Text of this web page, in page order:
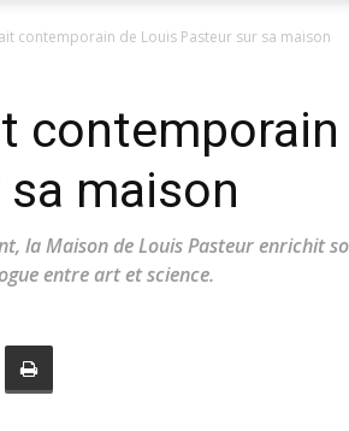
contemporain de Louis Pasteur sur sa maison
contemporain
maison
la Maison de Louis Pasteur enrichit
entre art et science.